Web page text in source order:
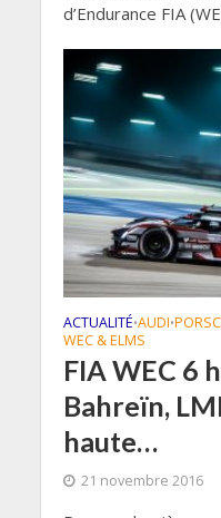
d’Endurance FIA
ACTUALITÉ•AUDI•
WEC & ELMS
FIA WEC 6
Bahreïn,
haute…
21 novembre 2016